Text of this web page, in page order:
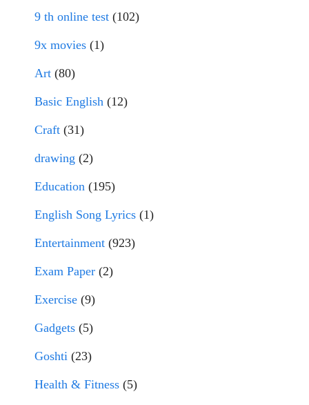
9 th online test (102)
9x movies (1)
Art (80)
Basic English (12)
Craft (31)
drawing (2)
Education (195)
English Song Lyrics (1)
Entertainment (923)
Exam Paper (2)
Exercise (9)
Gadgets (5)
Goshti (23)
Health & Fitness (5)